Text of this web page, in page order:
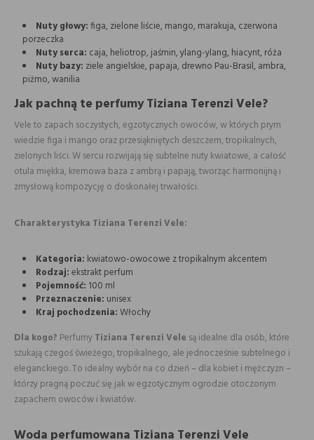
Nuty głowy:figa, zielone liście, mango, marakuja, czerwona
porzeczka
Nuty serca: caja, heliotrop, jaśmin, ylang-ylang, hiacynt, róża
Nuty bazy: ziele angielskie, papaja, drewno Pau-Brasil, ambra,
piżmo, wanilia
Jak pachną te perfumy Tiziana Terenzi Vele?
Vele to zapach soczystych, egzotycznych owoców, w których prym
wiedzie figa i mango oraz przesiąkniętych deszczem, tropikalnych,
zielonych liści. W sercu rozwijają się subtelne nuty kwiatowe, a całość
otula miękka, kremowa baza z ambrą i papają, tworząc harmonijną i
zmysłową kompozycję o doskonałej trwałości.
Charakterystyka Tiziana Terenzi Vele:
Kategoria: kwiatowo-owocowe z tropikalnym akcentem
Rodzaj:ekstrakt perfum
Pojemność: 100 ml
Przeznaczenie: unisex
Kraj pochodzenia:Włochy
Dla kogo? PerfumyTiziana Terenzi Vele są idealne dla osób, które
szukają czegoś świeżego, tropikalnego, ale jednocześnie subtelnego i
eleganckiego. To idealny wybór na co dzień – dla kobiet i mężczyzn –
którzy pragną poczuć się jak w egzotycznym ogrodzie otoczonym
zapachem owoców i kwiatów.
Woda perfumowana Tiziana Terenzi Vele